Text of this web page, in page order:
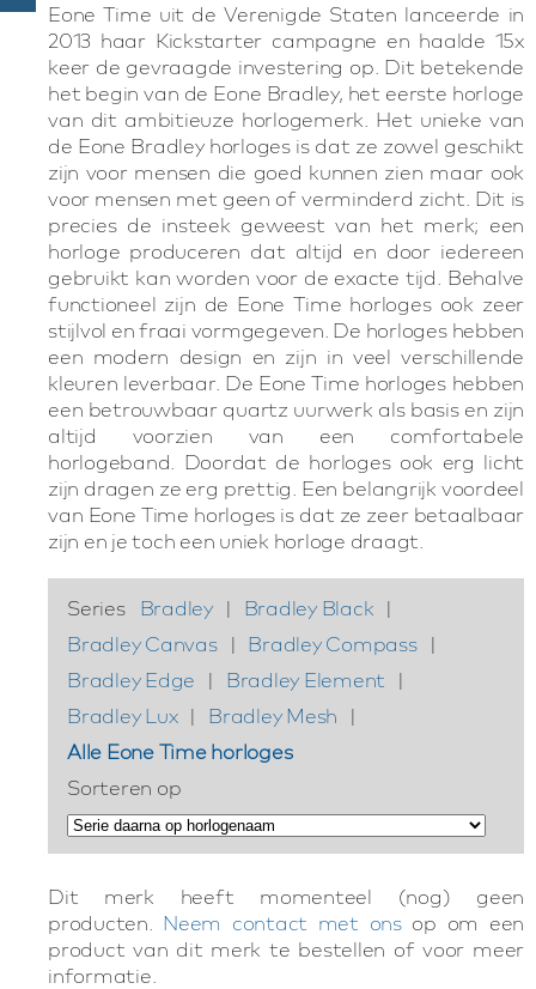
Eone Time uit de Verenigde Staten lanceerde in
2013 haar Kickstarter campagne en haalde 15x
keer de gevraagde investering op. Dit betekende
het begin van de Eone Bradley, het eerste horloge
van dit ambitieuze horlogemerk. Het unieke van
de Eone Bradley horloges is dat ze zowel geschikt
zijn voor mensen die goed kunnen zien maar ook
voor mensen met geen of verminderd zicht. Dit is
precies de insteek geweest van het merk; een
horloge produceren dat altijd en door iedereen
gebruikt kan worden voor de exacte tijd. Behalve
functioneel zijn de Eone Time horloges ook zeer
stijlvol en fraai vormgegeven. De horloges hebben
een modern design en zijn in veel verschillende
kleuren leverbaar. De Eone Time horloges hebben
een betrouwbaar quartz uurwerk als basis en zijn
altijd voorzien van een comfortabele
horlogeband. Doordat de horloges ook erg licht
zijn dragen ze erg prettig. Een belangrijk voordeel
van Eone Time horloges is dat ze zeer betaalbaar
zijn en je toch een uniek horloge draagt.
Series Bradley | Bradley Black |
Bradley Canvas | Bradley Compass |
Bradley Edge
| Bradley Element
|
Bradley Lux | Bradley Mesh
|
Alle Eone Time horloges
Sorteren op
Dit merk heeft momenteel (nog) geen
producten. Neem contact met onsop om een
product van dit merk te bestellen of voor meer
informatie.